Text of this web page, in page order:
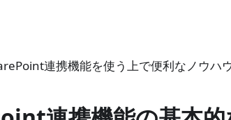
連携機能を使う上で便利なノウハ